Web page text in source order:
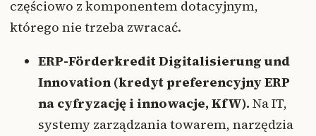
częściowo z komponentem dotacyjnym,
którego nie trzeba zwracać.
ERP-Förderkredit Digitalisierung und
Innovation (kredyt preferencyjny ERP
na cyfryzację i innowacje, KfW). Na IT,
systemy zarządzania towarem, narzędzia